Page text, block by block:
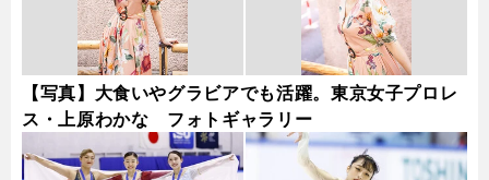
【写真】大食いやグラビアでも活躍。東京女子プロレ
ス・上原わかな フォトギャラリー